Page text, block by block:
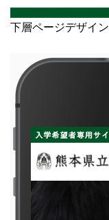
下層ページデザイン